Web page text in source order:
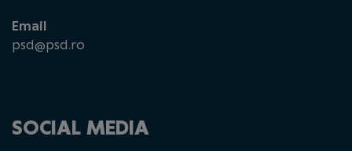
Email
psd@psd.ro
SOCIAL MEDIA